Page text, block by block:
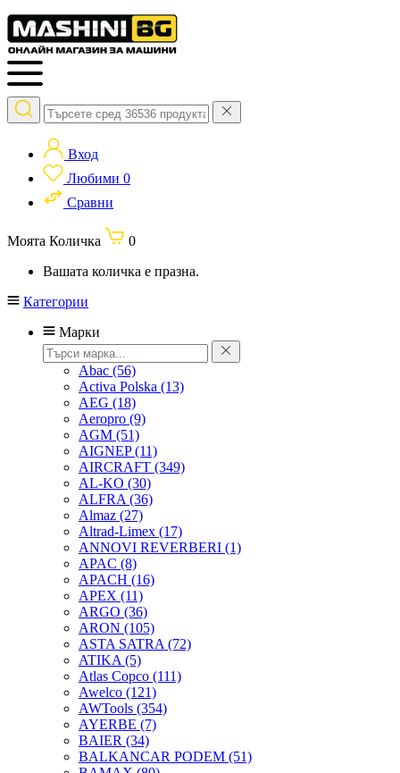
Вход
Любими 0
Сравни
Моята Количка
0
Вашата количка е празна.
Категории
Марки
Abac (56)
Activa Polska (13)
AEG (18)
Aeropro (9)
AGM (51)
AIGNEP(11)
AIRCRAFT (349)
AL-KO (30)
ALFRA (36)
Almaz (27)
Altrad-Limex (17)
ANNOVI REVERBERI (1)
APAC (8)
APACH (16)
APEX (11)
ARGO (36)
ARON (105)
ASTA SATRA (72)
ATIKA (5)
Atlas Copco (111)
Awelco (121)
AWTools (354)
AYERBE (7)
BAIER (34)
BALKANCAR PODEM (51)